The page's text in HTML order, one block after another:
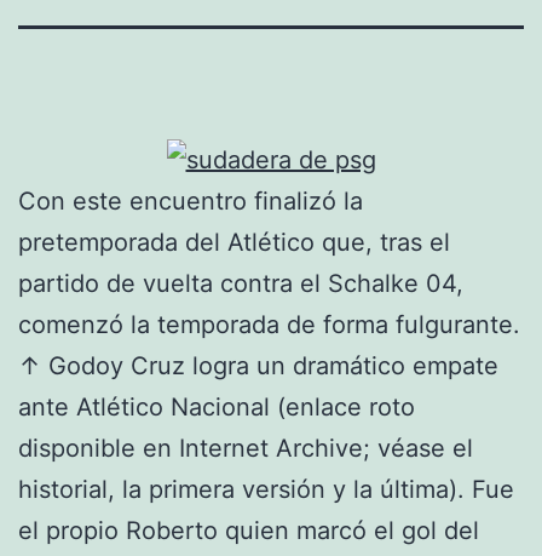
Con este encuentro finalizó la
pretemporada del Atlético que, tras el
partido de vuelta contra el Schalke 04,
comenzó la temporada de forma fulgurante.
↑ Godoy Cruz logra un dramático empate
ante Atlético Nacional (enlace roto
disponible en Internet Archive; véase el
historial, la primera versión y la última). Fue
el propio Roberto quien marcó el gol del